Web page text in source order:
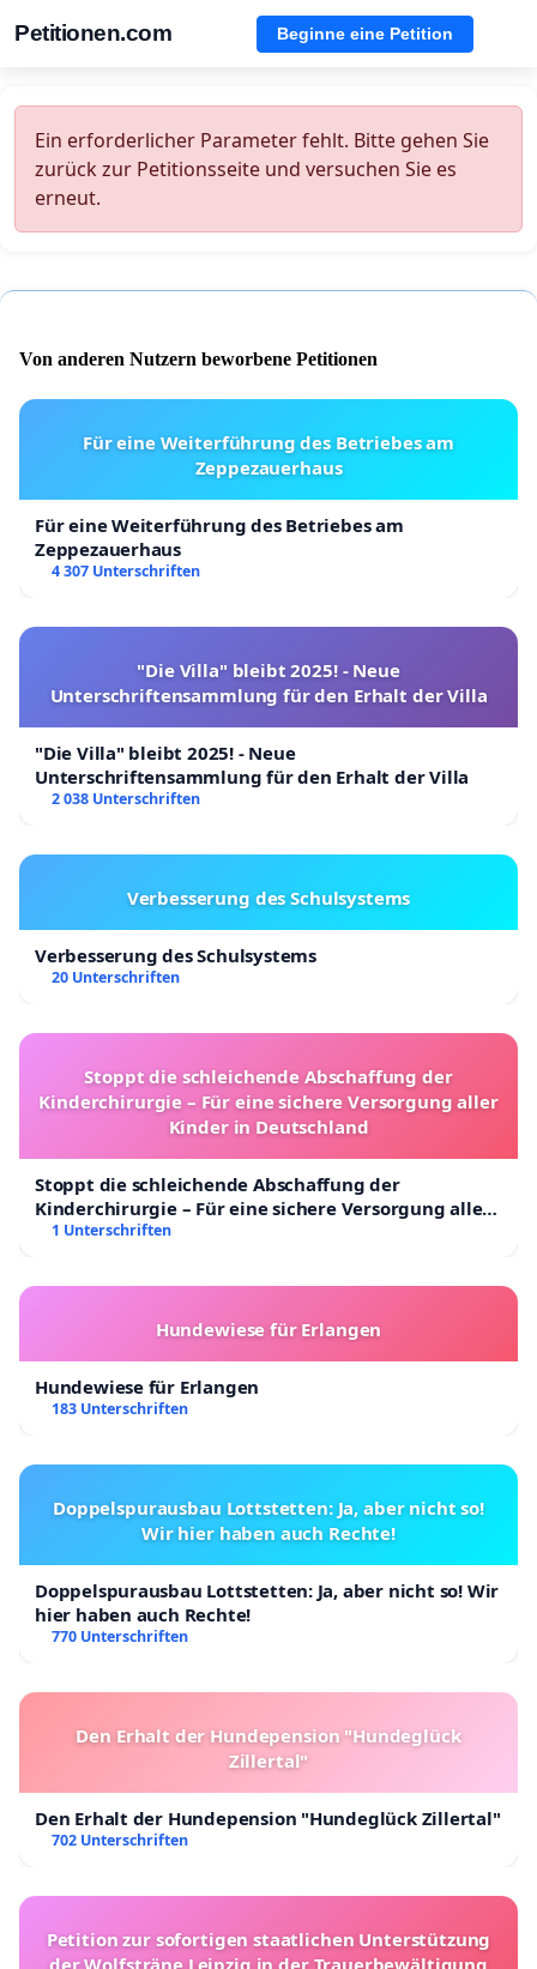
Petitionen.com Beginne eine Petition
Ein erforderlicher Parameter fehlt. Bitte gehen Sie
zurück zur Petitionsseite und versuchen Sie es
erneut.
Von anderen Nutzern beworbene Petitionen
Für eine Weiterführung des Betriebes am
Zeppezauerhaus
Für eine Weiterführung des Betriebes am
Zeppezauerhaus
4 307 Unterschriften
"Die Villa" bleibt 2025! - Neue
Unterschriftensammlung für den Erhalt der Villa
"Die Villa" bleibt 2025! - Neue
Unterschriftensammlung für den Erhalt der Villa
2 038 Unterschriften
Verbesserung des Schulsystems
Verbesserung des Schulsystems
20 Unterschriften
Stoppt die schleichende Abschaffung der
Kinderchirurgie – Für eine sichere Versorgung aller
Kinder in Deutschland
Stoppt die schleichende Abschaffung der
Kinderchirurgie – Für eine sichere Versorgung aller
Kinder in Deutschland
1 Unterschriften
Hundewiese für Erlangen
Hundewiese für Erlangen
183 Unterschriften
Doppelspurausbau Lottstetten: Ja, aber nicht so!
Wir hier haben auch Rechte!
Doppelspurausbau Lottstetten: Ja, aber nicht so! Wir
hier haben auch Rechte!
770 Unterschriften
Den Erhalt der Hundepension "Hundeglück
Zillertal"
Den Erhalt der Hundepension "Hundeglück Zillertal"
702 Unterschriften
Petition zur sofortigen staatlichen Unterstützung